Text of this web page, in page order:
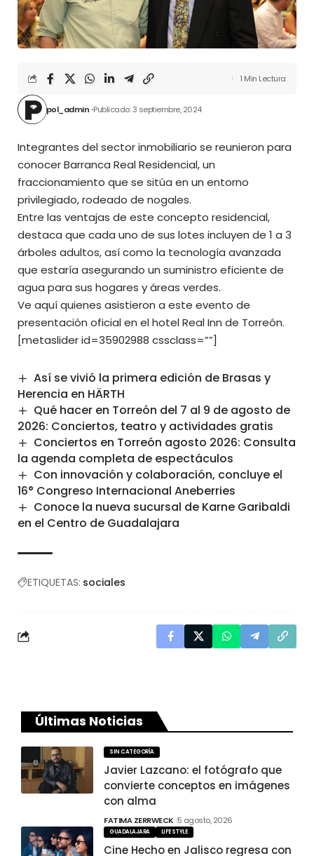
pol_admin Publicado: 3 septiembre, 2024
1 Min Lectura
Integrantes del sector inmobiliario se reunieron para
conocer Barranca Real Residencial, un
fraccionamiento que se sitúa en un entorno
privilegiado, rodeado de nogales.
Entre las ventajas de este concepto residencial,
destaca que cada uno de sus lotes incluyen de 1 a 3
árboles adultos, así como la tecnología avanzada
que estaría asegurando un suministro eficiente de
agua para sus hogares y áreas verdes.
Ve aquí quienes asistieron a este evento de
presentación oficial en el hotel Real Inn de Torreón.
[metaslider id=35902988 cssclass=””]
Así se vivió la primera edición de Brasas y
Herencia en HÄRTH
Qué hacer en Torreón del 7 al 9 de agosto de
2026: Conciertos, teatro y actividades gratis
Conciertos en Torreón agosto 2026: Consulta
la agenda completa de espectáculos
Con innovación y colaboración, concluye el
16° Congreso Internacional Aneberries
Conoce la nueva sucursal de Karne Garibaldi
en el Centro de Guadalajara
ETIQUETAS: sociales
Últimas Noticias
SIN CATEGORÍA
Javier Lazcano: el fotógrafo que
convierte conceptos en imágenes
con alma
FATIMA ZERRWECK 5 agosto, 2026
GUADALAJARA LIFESTYLE
Cine Hecho en Jalisco regresa con